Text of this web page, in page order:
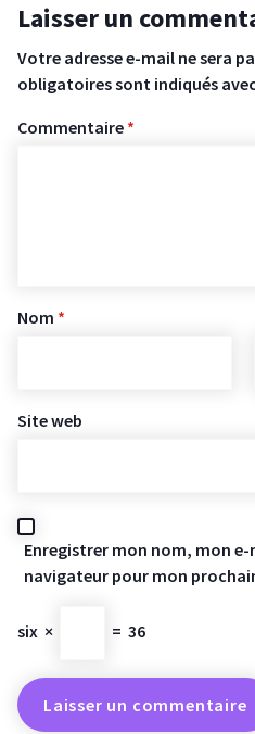
Laisser un
Votre adresse e-mail ne sera
obligatoires sont indiqués avec
Commentaire *
Nom *
Site web
Enregistrer mon nom, mon
navigateur pour mon
six × = 36